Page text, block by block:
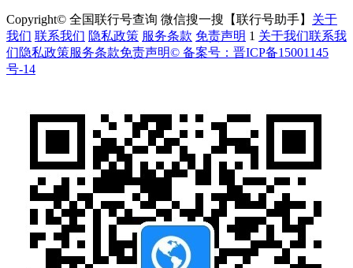
Copyright© 全国联行号查询 微信搜一搜【联行号助手】 关于
我们 联系我们 隐私政策 服务条款 免责声明 1 关于我们联系我
们隐私政策服务条款免责声明© 备案号：晋ICP备15001145
号-14